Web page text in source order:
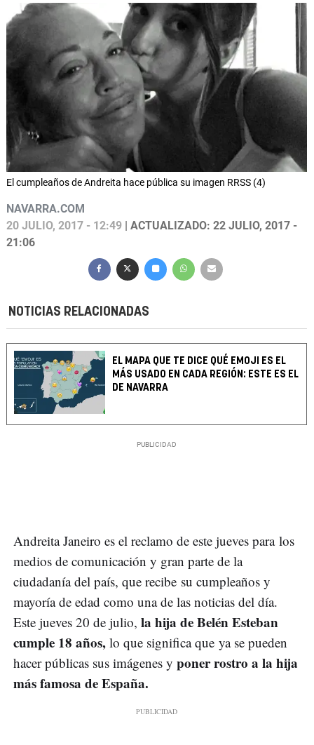
El cumpleaños de Andreita hace pública su imagen RRSS (4)
NAVARRA.COM
20 JULIO, 2017 - 12:49 | ACTUALIZADO: 22 JULIO, 2017 -
21:06
NOTICIAS RELACIONADAS
EL MAPA QUE TE DICE QUÉ EMOJI ES EL
MÁS USADO EN CADA REGIÓN: ESTE ES EL
DE NAVARRA
Andreita Janeiro es el reclamo de este jueves para los
medios de comunicación y gran parte de la
ciudadanía del país, que recibe su cumpleaños y
mayoría de edad como una de las noticias del día.
Este jueves 20 de julio, la hija de Belén Esteban
cumple 18 años, lo que significa que ya se pueden
hacer públicas sus imágenes y poner rostro a la hija
más famosa de España.